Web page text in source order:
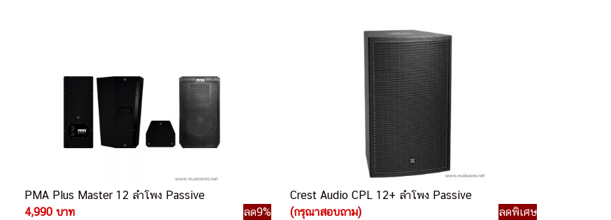
PMA Plus Master 12 ลำโพง Passive
4,990 บาท
ลด9%
Crest Audio CPL 12+ ลำโพง Passive
(กรุณาสอบถาม)
ลดพิเศษ